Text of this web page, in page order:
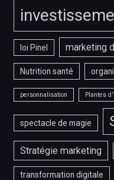
loi Pinel marketing
Nutrition santé
personnalisation Plantes
spectacle de magie
Stratégie marketing
transformation digitale